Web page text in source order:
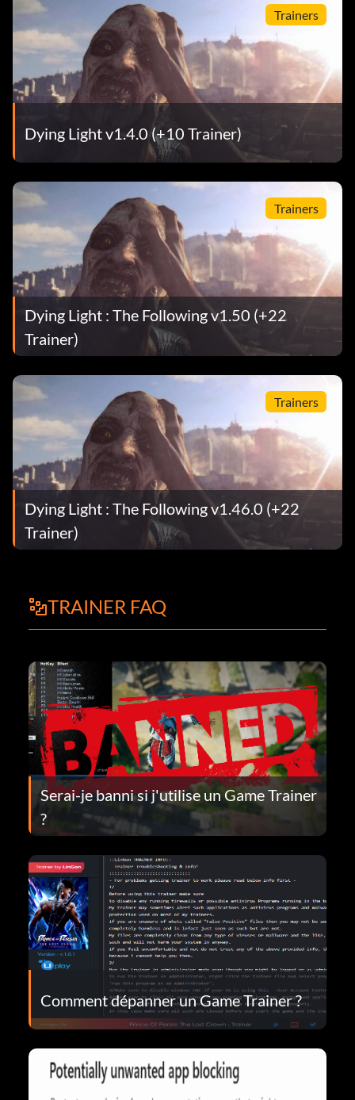
Trainers
Dying Light v1.4.0 (+10 Trainer)
Trainers
Dying Light : The Following v1.50 (+22
Trainer)
Trainers
Dying Light : The Following v1.46.0 (+22
Trainer)
TRAINER FAQ
Serai-je banni si j'utilise un Game Trainer
?
Comment dépanner un Game Trainer ?